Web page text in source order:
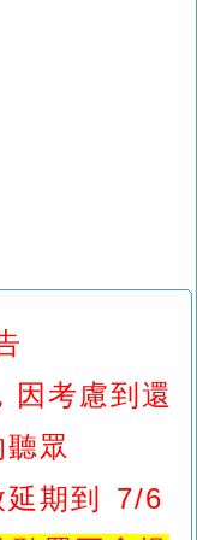
因考慮到還
眾
延期到 7/6